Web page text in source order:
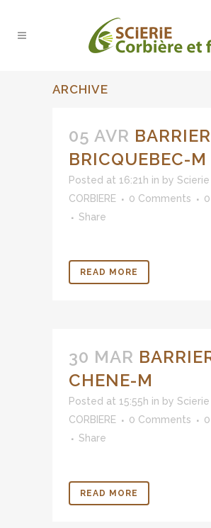
ARCHIVE
05 AVR
BRICQUEBEC-M
Posted at 16:21h in by Scierie
CORBIERE
0 Comments 0
Share
READ MORE
30 MAR
CHENE-M
Posted at 15:55h in by Scierie
CORBIERE
0 Comments 0
Share
READ MORE